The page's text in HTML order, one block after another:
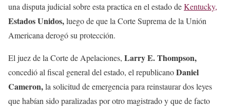
una disputa judicial sobre esta practica en el estado deKentucky,
Estados Unidos,luego de que la Corte Suprema de la Unión
Americana derogó su protección.
El juez de la Corte de Apelaciones, Larry E. Thompson,
concedió al fiscal general del estado, el republicanoDaniel
Cameron,la solicitud de emergencia para reinstaurar dos leyes
que habían sido paralizadas por otro magistrado y que de facto